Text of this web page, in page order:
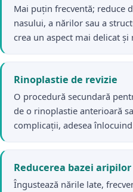
Mai puțin frecventă; reduce
nasului, a nărilor sau a
crea un aspect mai delicat
Rinoplastie de revizie
O procedură secundară
de o rinoplastie anterioară
complicații, adesea
Reducerea bazei
Îngustează nările late,